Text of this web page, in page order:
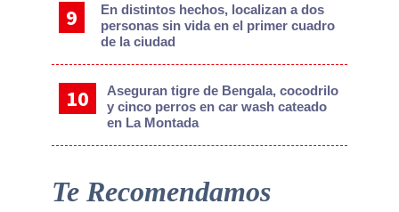
En distintos hechos, localizan a dos
personas sin vida en el primer cuadro
de la ciudad
Aseguran tigre de Bengala, cocodrilo
y cinco perros en car wash cateado
en La Montada
Te Recomendamos